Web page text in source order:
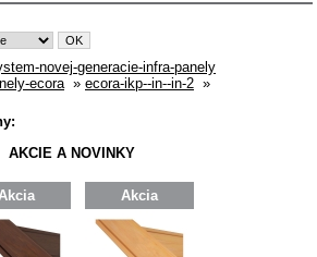
novej-generacie-infra-panely
ecora» ecora-ikp--in--in-2 »
AKCIE A NOVINKY
Akcia